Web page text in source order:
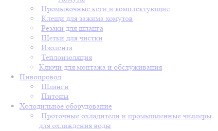
Промывочные кеги и комплектующие
Клещи для зажима хомутов
Резаки для шланга
Щетки для чистки
Изолента
Теплоизоляция
Ключи для монтажа и обслуживания
Пивопровод
Шланги
Питоны
Холодильное оборудование
Проточные охладители и промышленные чиллеры
для охлаждения воды